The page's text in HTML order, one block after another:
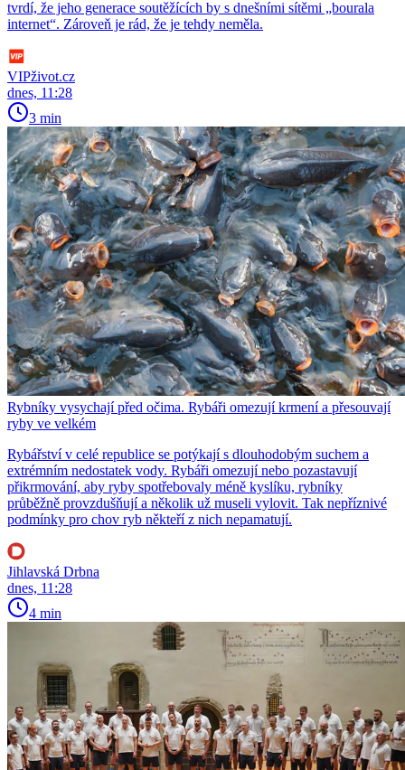
tvrdí, že jeho generace soutěžících by s dnešními sítěmi „bourala
internet“. Zároveň je rád, že je tehdy neměla.
VIPživot.cz
dnes, 11:28
3 min
Rybníky vysychají před očima. Rybáři omezují krmení a přesouvají
ryby ve velkém
Rybářství v celé republice se potýkají s dlouhodobým suchem a
extrémním nedostatek vody. Rybáři omezují nebo pozastavují
přikrmování, aby ryby spotřebovaly méně kyslíku, rybníky
průběžně provzdušňují a několik už museli vylovit. Tak nepříznivé
podmínky pro chov ryb někteří z nich nepamatují.
Jihlavská Drbna
dnes, 11:28
4 min